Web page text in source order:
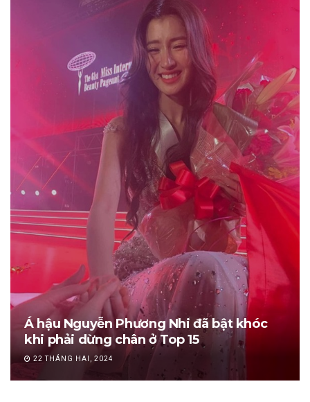
Á hậu Nguyễn Phương Nhi đã bật khóc
khi phải dừng chân ở Top 15
22 THÁNG HAI, 2024